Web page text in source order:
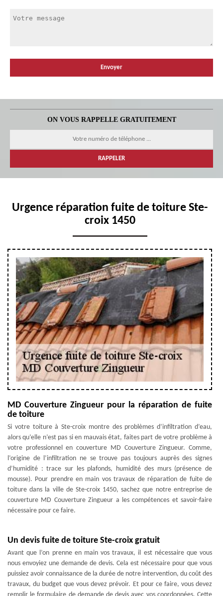
ON VOUS RAPPELLE GRATUITEMENT
Urgence réparation fuite de toiture Ste-
croix 1450
MD Couverture Zingueur pour la réparation de fuite
de toiture
Si votre toiture à Ste-croix montre des problèmes d’infiltration d’eau,
alors qu’elle n’est pas si en mauvais état, faites part de votre problème à
votre professionnel en couverture MD Couverture Zingueur. Comme,
l’origine de l’infiltration ne se trouve pas toujours auprès des signes
d’humidité : trace sur les plafonds, humidité des murs (présence de
mousse). Pour prendre en main vos travaux de réparation de fuite de
toiture dans la ville de Ste-croix 1450, sachez que notre entreprise de
couverture MD Couverture Zingueur a les compétences et savoir-faire
nécessaire pour ce faire.
Un devis fuite de toiture Ste-croix gratuit
Avant que l’on prenne en main vos travaux, il est nécessaire que vous
nous envoyiez une demande de devis. Cela est nécessaire pour que vous
puissiez avoir connaissance de la durée de notre intervention, du coût des
travaux, du budget que vous devez prévoir. Et pour ce faire, vous devez